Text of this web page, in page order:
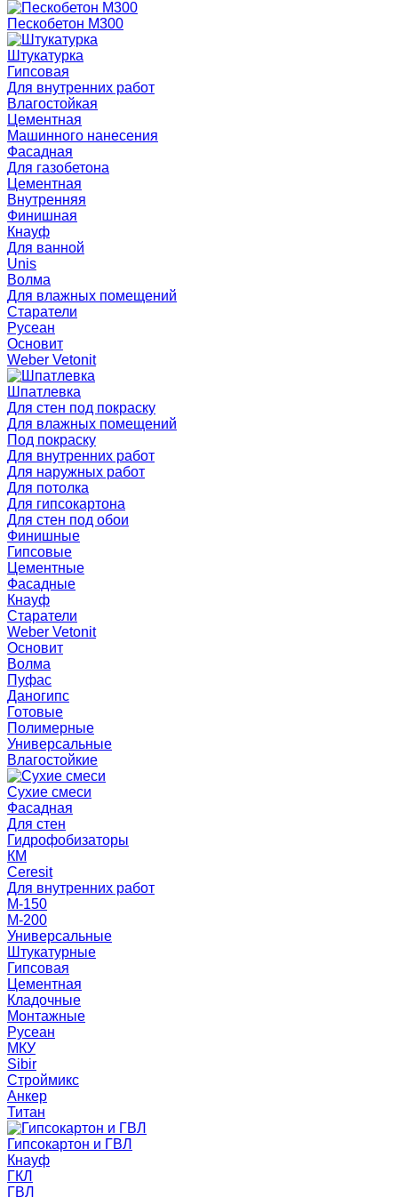
Пескобетон М300
Штукатурка
Гипсовая
Для внутренних работ
Влагостойкая
Цементная
Машинного нанесения
Фасадная
Для газобетона
Цементная
Внутренняя
Финишная
Кнауф
Для ванной
Unis
Волма
Для влажных помещений
Старатели
Русеан
Основит
Weber Vetonit
Шпатлевка
Для стен под покраску
Для влажных помещений
Под покраску
Для внутренних работ
Для наружных работ
Для потолка
Для гипсокартона
Для стен под обои
Финишные
Гипсовые
Цементные
Фасадные
Кнауф
Старатели
Weber Vetonit
Основит
Волма
Пуфас
Даногипс
Готовые
Полимерные
Универсальные
Влагостойкие
Сухие смеси
Фасадная
Для стен
Гидрофобизаторы
КМ
Ceresit
Для внутренних работ
М-150
М-200
Универсальные
Штукатурные
Гипсовая
Цементная
Кладочные
Монтажные
Русеан
МКУ
Sibir
Строймикс
Анкер
Титан
Гипсокартон и ГВЛ
Кнауф
ГКЛ
ГВЛ